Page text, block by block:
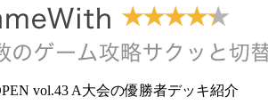
vol.43 A大会の優勝者デッキ紹介